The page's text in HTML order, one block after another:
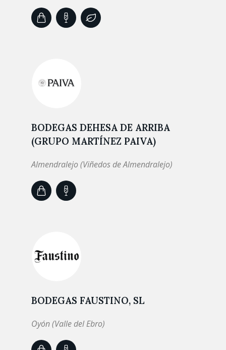
BODEGAS DEHESA DE ARRIBA
(GRUPO MARTÍNEZ PAIVA)
Almendralejo (Viñedos de Almendralejo)
BODEGAS FAUSTINO, SL
Oyón (Valle del Ebro)